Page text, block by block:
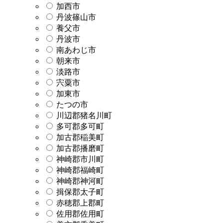
加西市
丹波篠山市
養父市
丹波市
南あわじ市
朝来市
淡路市
宍粟市
加東市
たつの市
川辺郡猪名川町
多可郡多可町
加古郡稲美町
加古郡播磨町
神崎郡市川町
神崎郡福崎町
神崎郡神河町
揖保郡太子町
赤穂郡上郡町
佐用郡佐用町